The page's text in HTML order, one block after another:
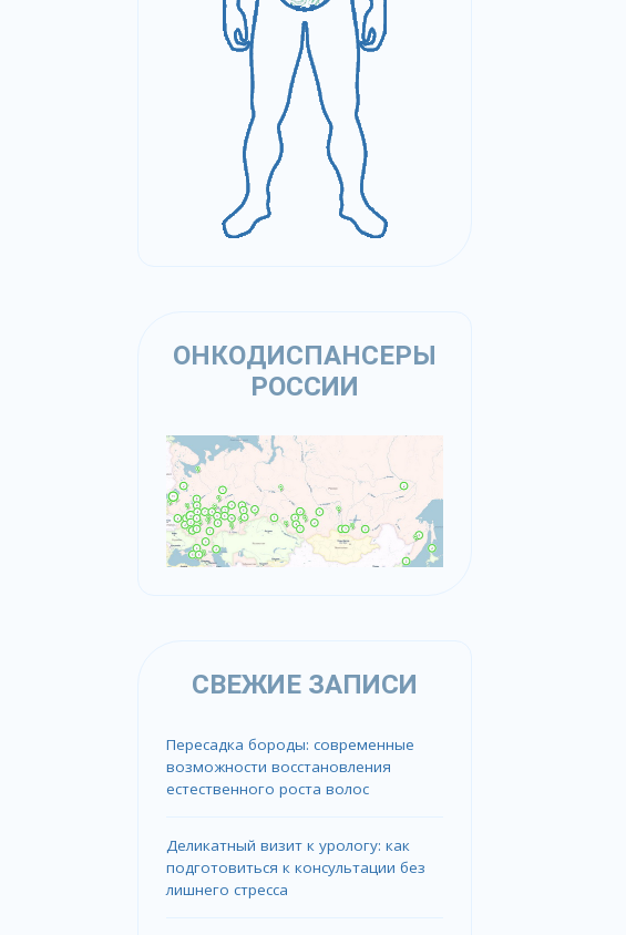
ОНКОДИСПАНСЕРЫ
РОССИИ
СВЕЖИЕ ЗАПИСИ
Пересадка бороды: современные
возможности восстановления
естественного роста волос
Деликатный визит к урологу: как
подготовиться к консультации без
лишнего стресса